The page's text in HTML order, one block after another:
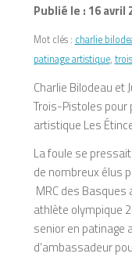
Publié le : 16 avril
Mot clés : charlie
patinage artistique,
Charlie Bilodeau et
Trois-Pistoles pour
artistique Les
La foule se
de nombreux élus
MRC des Basques
athlète olympique
senior en patinage
d’ambassadeur